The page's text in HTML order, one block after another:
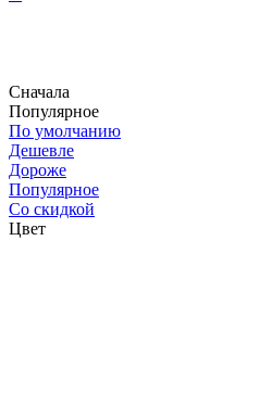
Сначала
Популярное
По умолчанию
Дешевле
Дороже
Популярное
Со скидкой
Цвет